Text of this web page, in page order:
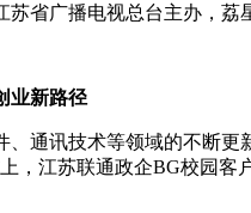
广播电视总台主办，荔星
新路径
讯技术等领域的不断更
，江苏联通政企BG校园